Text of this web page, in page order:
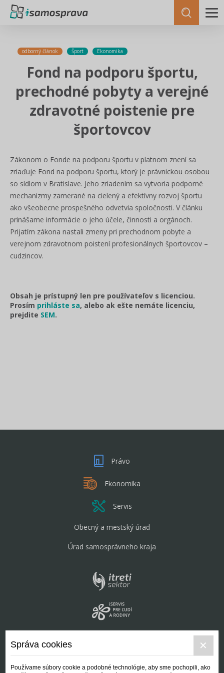
odborný článok Šport Ekonomika
Fond na podporu športu,
prechodné pobyty a verejné
zdravotné poistenie pre
športovcov
Zákonom o Fonde na podporu športu v platnom znení sa
zriaďuje Fond na podporu športu, ktorý je právnickou osobou
so sídlom v Bratislave. Jeho zriadením sa vytvoria podporné
mechanizmy zamerané na cielený a efektívny rozvoj športu
ako všeobecne prospešného odvetvia spoločnosti. V článku
prinášame informácie o jeho účele, činnosti a orgánoch.
Prijatím zákona nastali zmeny pri prechodnom pobyte a
verejnom zdravotnom poistení profesionálnych športovcov –
cudzincov.
Obsah je prístupný len pre používateľov s licenciou.
Prosím prihláste sa, alebo ak ešte nemáte licenciu,
prejdite SEM.
Právo
Ekonomika
Servis
Obecný a mestský úrad
Úrad samosprávneho kraja
Správa cookies
Používame súbory cookie a podobné technológie, aby sme pochopili, ako